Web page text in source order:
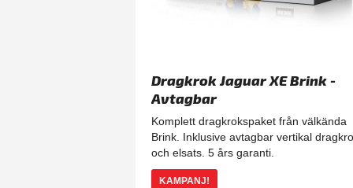
Dragkrok Jaguar XE Brink -
Avtagbar
Komplett dragkrokspaket från välkända
Brink. Inklusive avtagbar vertikal
och elsats. 5 års garanti.
KAMPANJ!